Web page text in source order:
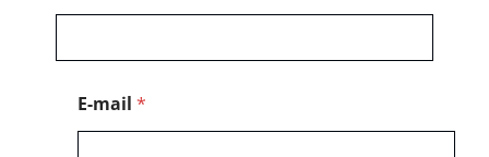
a
E-mail *